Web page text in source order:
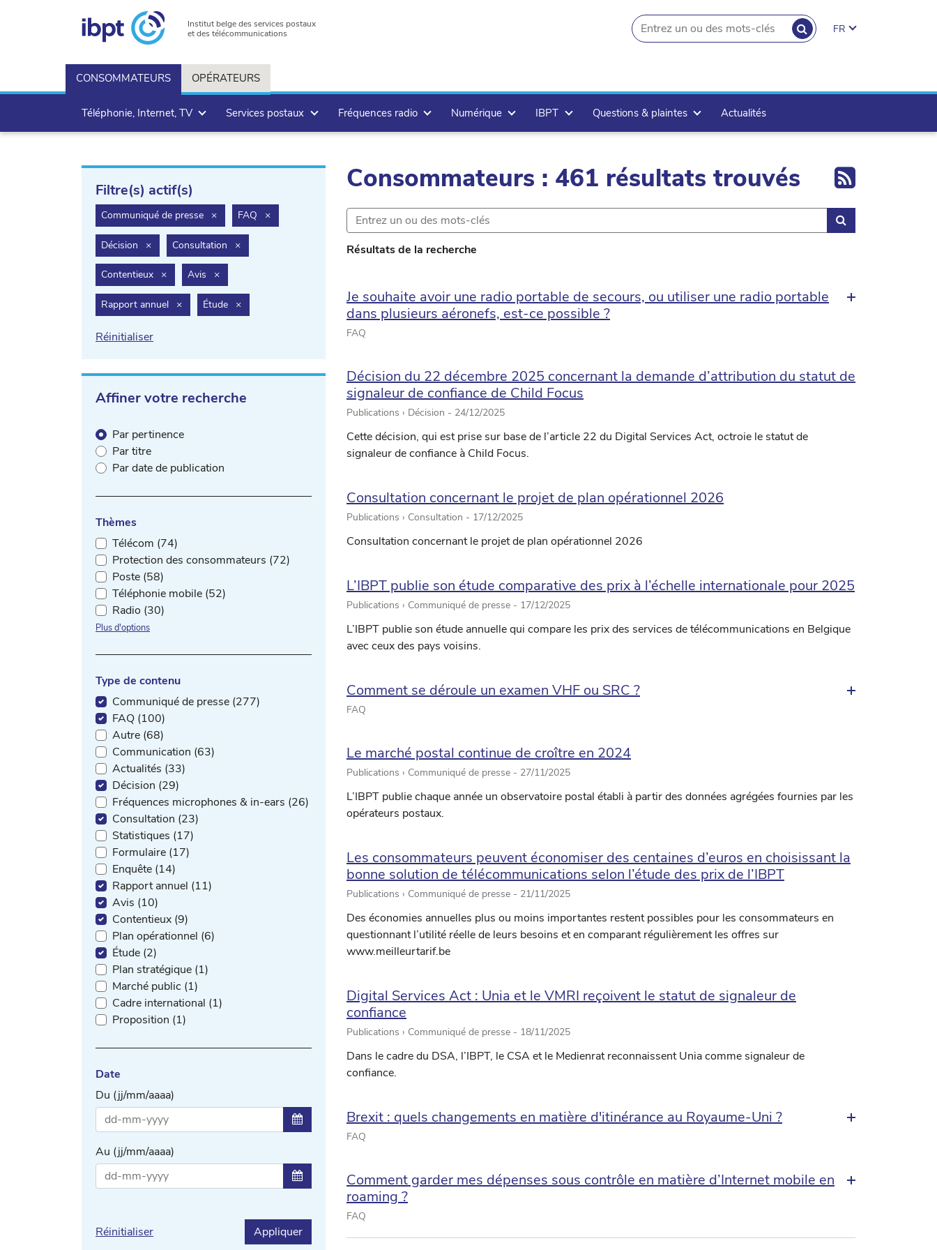
Institut belge des services postaux
et des télécommunications
RECHERCHER
search.button
FR
CONSOMMATEURS OPÉRATEURS
Téléphonie, Internet, TV Services postaux Fréquences radio Numérique IBPT Questions & plaintes Actualités
Filtre(s) actif(s)
Communiqué de presse ×filter.delete
FAQ ×filter.delete
Décision ×filter.deleteConsultation ×filter.delete
Contentieux ×filter.delete
Avis ×filter.delete
Rapport annuel ×filter.delete
Étude ×filter.delete
Réinitialiser
Affiner votre recherche
Par pertinence
Par titre
Par date de publication
Thèmes
Télécom (74)
Protection des consommateurs (72)
Poste (58)
Téléphonie mobile (52)
Radio (30)
Plus d'options
Type de contenu
Communiqué de presse (277)
FAQ (100)
Autre (68)
Communication (63)
Actualités (33)
Décision (29)
Fréquences microphones & in-ears (26)
Consultation (23)
Statistiques (17)
Formulaire (17)
Enquête (14)
Rapport annuel (11)
Avis (10)
Contentieux (9)
Plan opérationnel (6)
Étude (2)
Plan stratégique (1)
Marché public (1)
Cadre international (1)
Proposition (1)
Date
Du (jj/mm/aaaa)
Sélectionner une date ...
Au (jj/mm/aaaa)
Sélectionner une date ...
Réinitialiser Appliquer
Consommateurs : 461 résultats trouvés Export
Résultats de la recherche
Je souhaite avoir une radio portable de secours, ou utiliser une radio portable
dans plusieurs aéronefs, est-ce possible ?
FAQ
Décision du 22 décembre 2025 concernant la demande d’attribution du statut de
signaleur de confiance de Child Focus
Publications › Décision - 24/12/2025
Cette décision, qui est prise sur base de l’article 22 du Digital Services Act, octroie le statut de
signaleur de confiance à Child Focus.
Consultation concernant le projet de plan opérationnel 2026
Publications › Consultation - 17/12/2025
Consultation concernant le projet de plan opérationnel 2026
L’IBPT publie son étude comparative des prix à l’échelle internationale pour 2025
Publications › Communiqué de presse - 17/12/2025
L’IBPT publie son étude annuelle qui compare les prix des services de télécommunications en Belgique
avec ceux des pays voisins.
Comment se déroule un examen VHF ou SRC ?
FAQ
Le marché postal continue de croître en 2024
Publications › Communiqué de presse - 27/11/2025
L’IBPT publie chaque année un observatoire postal établi à partir des données agrégées fournies par les
opérateurs postaux.
Les consommateurs peuvent économiser des centaines d’euros en choisissant la
bonne solution de télécommunications selon l’étude des prix de l’IBPT
Publications › Communiqué de presse - 21/11/2025
Des économies annuelles plus ou moins importantes restent possibles pour les consommateurs en
questionnant l’utilité réelle de leurs besoins et en comparant régulièrement les offres sur
www.meilleurtarif.be
Digital Services Act : Unia et le VMRI reçoivent le statut de signaleur de
confiance
Publications › Communiqué de presse - 18/11/2025
Dans le cadre du DSA, l’IBPT, le CSA et le Medienrat reconnaissent Unia comme signaleur de
confiance.
Brexit : quels changements en matière d'itinérance au Royaume-Uni ?
FAQ
Comment garder mes dépenses sous contrôle en matière d’Internet mobile en
roaming ?
FAQ